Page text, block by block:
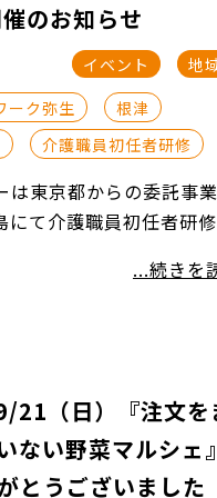
のお知らせ
イベント
地
ーク弥生
根津
介護職員初任者研修
は東京都からの委託事
にて介護職員初任者研
...続きを
21（日）『注文を
ない野菜マルシェ
とうございました